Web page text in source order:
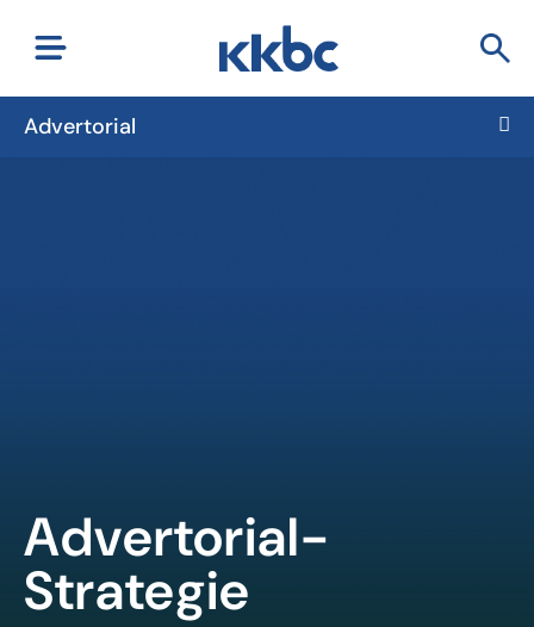
Advertorial
Advertorial-
Strategie